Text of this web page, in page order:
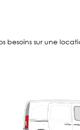
besoins sur une